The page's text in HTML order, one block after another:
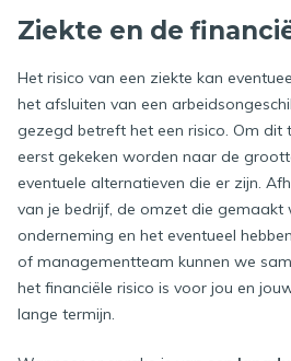
Ziekte en de
Het risico van een ziekte kan
het afsluiten van een
gezegd betreft het een risico. Om dit
eerst gekeken worden naar de
eventuele alternatieven die er zijn.
van je bedrijf, de omzet die gemaakt
onderneming en het eventueel
of managementteam kunnen we
het financiële risico is voor jou en
lange termijn.